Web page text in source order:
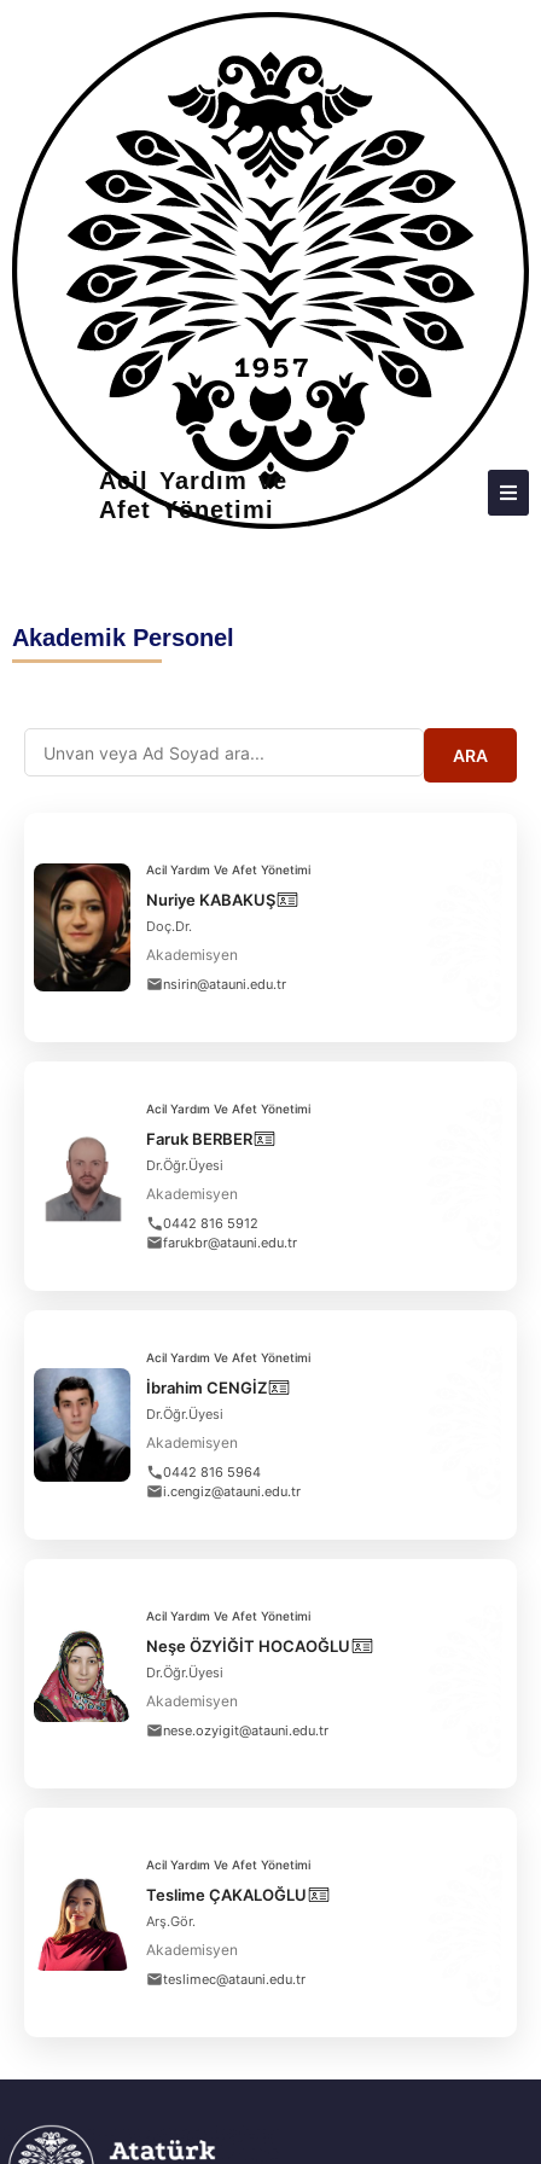
Acil Yardım ve
Afet Yönetimi
HAKKIMIZDA
KIŞILER
LISANS
LISANSÜSTÜ
ARAŞTIRMA
TOPLUMA KATKI
ADAY ÖĞRENCILER
İLETIŞIM
Akademik Personel
ARA
Acil Yardım Ve Afet Yönetimi
Nuriye KABAKUŞ
Doç.Dr.
Akademisyen
nsirin@atauni.edu.tr
Acil Yardım Ve Afet Yönetimi
Faruk BERBER
Dr.Öğr.Üyesi
Akademisyen
0442 816 5912
farukbr@atauni.edu.tr
Acil Yardım Ve Afet Yönetimi
İbrahim CENGİZ
Dr.Öğr.Üyesi
Akademisyen
0442 816 5964
i.cengiz@atauni.edu.tr
Acil Yardım Ve Afet Yönetimi
Neşe ÖZYİĞİT HOCAOĞLU
Dr.Öğr.Üyesi
Akademisyen
nese.ozyigit@atauni.edu.tr
Acil Yardım Ve Afet Yönetimi
Teslime ÇAKALOĞLU
Arş.Gör.
Akademisyen
teslimec@atauni.edu.tr